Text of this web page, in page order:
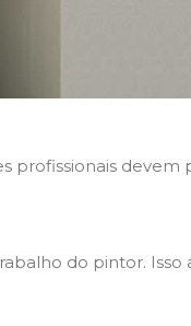
profissionais devem
do pintor. Isso